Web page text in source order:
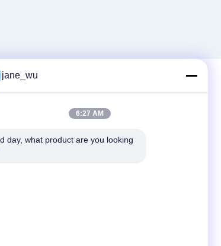
Contatto rapido
Telefono
jane_wu
6:27 AM
day, what product are you looking